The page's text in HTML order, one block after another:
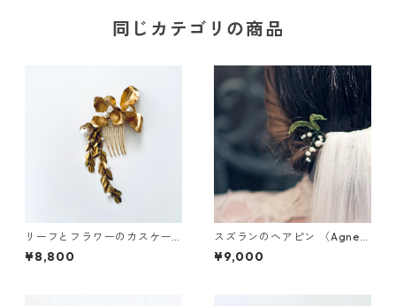
同じカテゴリの商品
リーフとフラワーのカスケー
ドコーム
¥8,800
スズランのヘアピン 〈Agnes
WALKER〉
¥9,000